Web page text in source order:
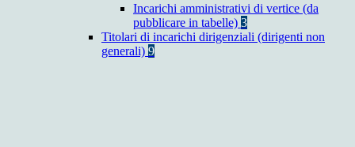
Incarichi amministrativi di vertice (da
pubblicare in tabelle) 3
Titolari di incarichi dirigenziali (dirigenti non
generali) 9